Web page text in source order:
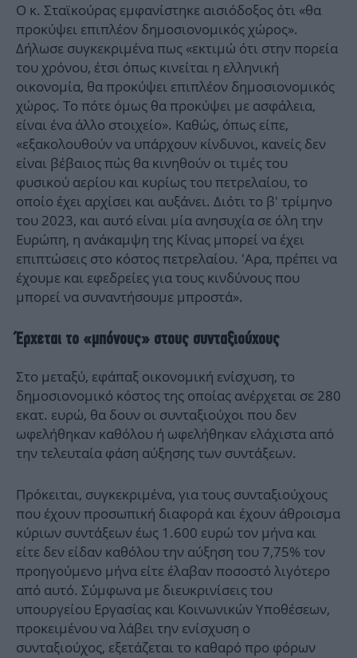
Ο κ. Σταϊκούρας εμφανίστηκε αισιόδοξος ότι «θα
προκύψει επιπλέον δημοσιονομικός χώρος».
Δήλωσε συγκεκριμένα πως «εκτιμώ ότι στην πορεία
του χρόνου, έτσι όπως κινείται η ελληνική
οικονομία, θα προκύψει επιπλέον δημοσιονομικός
χώρος. Το πότε όμως θα προκύψει με ασφάλεια,
είναι ένα άλλο στοιχείο». Καθώς, όπως είπε,
«εξακολουθούν να υπάρχουν κίνδυνοι, κανείς δεν
είναι βέβαιος πώς θα κινηθούν οι τιμές του
φυσικού αερίου και κυρίως του πετρελαίου, το
οποίο έχει αρχίσει και αυξάνει. Διότι το β' τρίμηνο
του 2023, και αυτό είναι μία ανησυχία σε όλη την
Ευρώπη, η ανάκαμψη της Κίνας μπορεί να έχει
επιπτώσεις στο κόστος πετρελαίου. 'Αρα, πρέπει να
έχουμε και εφεδρείες για τους κινδύνους που
μπορεί να συναντήσουμε μπροστά».
Έρχεται το «μπόνους» στους συνταξιούχους
Στο μεταξύ, εφάπαξ οικονομική ενίσχυση, το
δημοσιονομικό κόστος της οποίας ανέρχεται σε 280
εκατ. ευρώ, θα δουν οι συνταξιούχοι που δεν
ωφελήθηκαν καθόλου ή ωφελήθηκαν ελάχιστα από
την τελευταία φάση αύξησης των συντάξεων.
Πρόκειται, συγκεκριμένα, για τους συνταξιούχους
που έχουν προσωπική διαφορά και έχουν άθροισμα
κύριων συντάξεων έως 1.600 ευρώ τον μήνα και
είτε δεν είδαν καθόλου την αύξηση του 7,75% τον
προηγούμενο μήνα είτε έλαβαν ποσοστό λιγότερο
από αυτό. Σύμφωνα με διευκρινίσεις του
υπουργείου Εργασίας και Κοινωνικών Υποθέσεων,
προκειμένου να λάβει την ενίσχυση ο
συνταξιούχος, εξετάζεται το καθαρό προ φόρων